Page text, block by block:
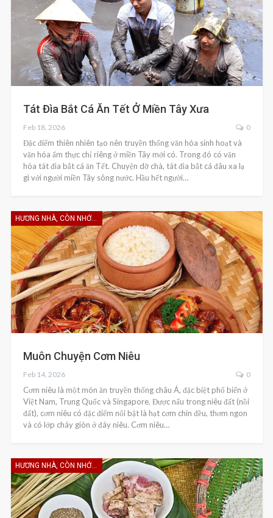
Tát Đìa Bắt Cá Ăn Tết Ở Miền Tây Xưa
Feb 18, 2026 0
Đặc điểm thiên nhiên tạo nên truyền thống văn hóa sinh hoạt và
văn hóa ẩm thực chỉ riêng ở miền Tây mới có. Trong đó có văn
hóa tát đìa bắt cá ăn Tết. Chuyện dỡ chà, tát đìa bắt cá đâu xa lạ
gì với người miền Tây sông nước. Hầu hết người…
HƯƠNG NHÀ, CÒN NHỚ KHÔNG EM
Muôn Chuyện Cơm Niêu
Feb 14, 2026 0
Cơm niêu là một món ăn truyền thống châu Á, đặc biệt phổ biến ở
Việt Nam, Trung Quốc và Singapore. Được nấu trong niêu đất (nồi
đất), cơm niêu có đặc điểm nổi bật là hạt cơm chín đều, thơm ngon
và có lớp cháy giòn ở đáy niêu. Cơm niêu…
HƯƠNG NHÀ, CÒN NHỚ KHÔNG EM